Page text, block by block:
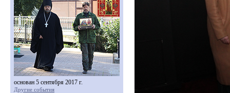
основан 5 сентября 2017 г.
Другие события